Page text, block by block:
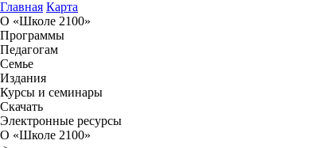
Главная Карта
О «Школе 2100»
Программы
Педагогам
Семье
Издания
Курсы и семинары
Скачать
Электронные ресурсы
О «Школе 2100»